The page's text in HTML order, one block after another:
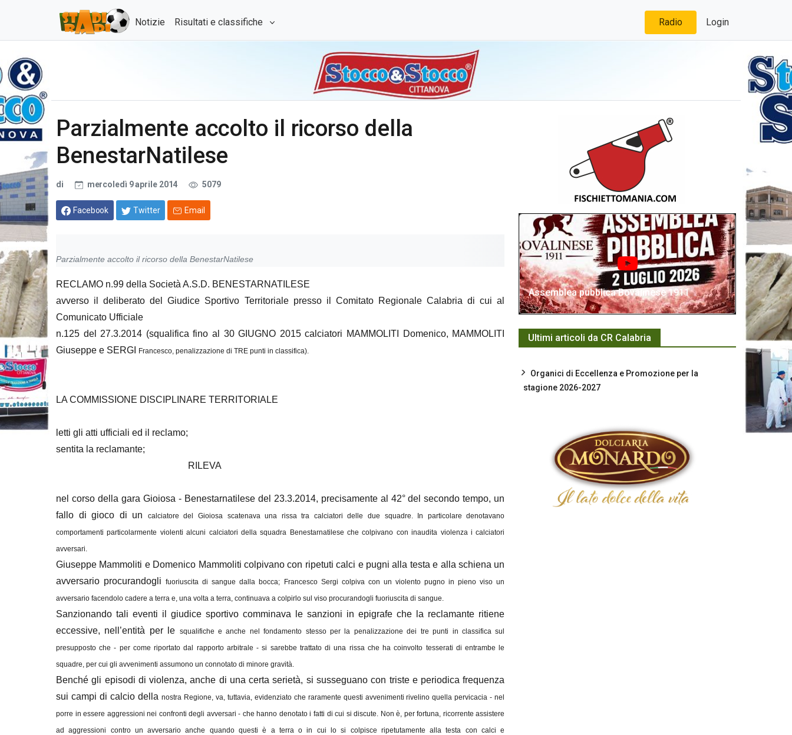
Notizie Risultati e classifiche Radio Login
Parzialmente accolto il ricorso della
BenestarNatilese
di mercoledì 9 aprile 2014 5079
Facebook Twitter Email
Parzialmente accolto il ricorso della BenestarNatilese
RECLAMO n.99 della Società A.S.D. BENESTARNATILESE
avverso il deliberato del Giudice Sportivo Territoriale presso il Comitato Regionale Calabria di cui al
Comunicato Ufficiale
n.125 del 27.3.2014 (squalifica fino al 30 GIUGNO 2015 calciatori MAMMOLITI Domenico, MAMMOLITI
Giuseppe e SERGI
Francesco, penalizzazione di TRE punti in classifica).
LA COMMISSIONE DISCIPLINARE TERRITORIALE
letti gli atti ufficiali ed il reclamo;
sentita la reclamante;
RILEVA
nel corso della gara Gioiosa - Benestarnatilese del 23.3.2014, precisamente al 42° del secondo tempo, un
fallo di gioco di un
calciatore del Gioiosa scatenava una rissa tra calciatori delle due squadre. In particolare denotavano
comportamenti particolarmente violenti alcuni calciatori della squadra Benestarnatilese che colpivano con inaudita violenza i calciatori
avversari.
Giuseppe Mammoliti e Domenico Mammoliti colpivano con ripetuti calci e pugni alla testa e alla schiena un
avversario procurandoglifuoriuscita di sangue dalla bocca; Francesco Sergi colpiva con un violento pugno in pieno viso un
avversario facendolo cadere a terra e, una volta a terra, continuava a colpirlo sul viso procurandogli fuoriuscita di sangue.
Sanzionando tali eventi il giudice sportivo comminava le sanzioni in epigrafe che la reclamante ritiene
eccessive, nell’entità per le squalifiche e anche nel fondamento stesso per la penalizzazione dei tre punti in classifica sul
presupposto che - per come riportatodal rapporto arbitrale - si sarebbe trattato di una rissa che ha coinvolto tesserati di entrambe le
squadre, per cui gli avvenimenti assumono un connotato di minore gravità.
Benché gli episodi di violenza, anche di una certa serietà, si susseguano con triste e periodica frequenza
sui campi di calcio della nostra Regione, va, tuttavia, evidenziato che raramente questi avvenimenti rivelino quella pervicacia - nel
porre in essere aggressioni nei confronti degli avversari - che hanno denotato i fatti di cui si discute. Non è, per fortuna, ricorrente assistere
adaggressioni contro un avversario anche quando questi è a terra o in cui lo si colpisce ripetutamente alla testa con calci e
Assemblea pubblica Bovalinese 1911
Ultimi articoli da CR Calabria
Organici di Eccellenza e Promozione per la
stagione 2026-2027